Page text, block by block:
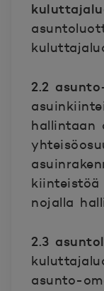
2.2
hallintaan
kiinteistöä
nojalla
2.3
asunto-